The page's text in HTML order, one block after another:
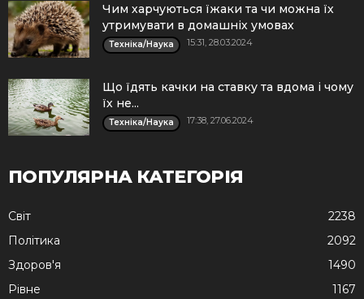
Чим харчуються їжаки та чи можна їх
утримувати в домашніх умовах
Техніка/Наука 15:31, 28.03.2024
Що їдять качки на ставку та вдома і чому
їх не...
Техніка/Наука 17:38, 27.06.2024
ПОПУЛЯРНА КАТЕГОРІЯ
Cвіт
2238
Політика
2092
Здоров'я
1490
Рівне
1167